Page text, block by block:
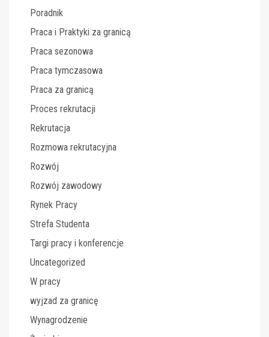
Poradnik
Praca i Praktyki za granicą
Praca sezonowa
Praca tymczasowa
Praca za granicą
Proces rekrutacji
Rekrutacja
Rozmowa rekrutacyjna
Rozwój
Rozwój zawodowy
Rynek Pracy
Strefa Studenta
Targi pracy i konferencje
Uncategorized
W pracy
wyjzad za granicę
Wynagrodzenie